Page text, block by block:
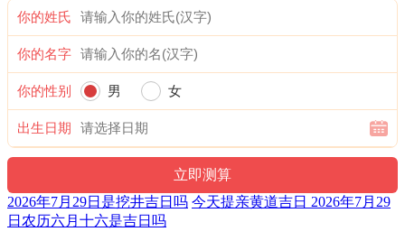
财神：东北 月名：季夏 太岁位：正南
阴贵神：东北 物候：土润溽暑 犯太岁：马,鼠,牛,兔
六曜：先负 — 平(早晚吉，白天凶)：依古籍观点，寓意上午
凶，下午吉。与先胜相反，此日不宜轻举妄动，做事要慢半
拍。
六曜，又称孔明六曜星、小六壬，是中国传统历法中的一种注
文。后来传至日本，并于当地流行，而在中国影响日渐式微。
福神：东南 月支：未土 年太岁：文哲
你的姓氏
你的名字
你的性别 男 女
出生日期
2026年7月29日是挖井吉日吗 今天提亲黄道吉日 2026年7月29
日农历六月十六是吉日吗